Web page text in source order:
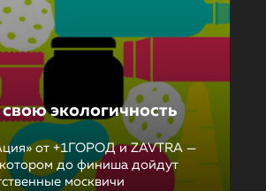
экологичность
от +1ГОРОД и ZAVTRA —
котором до финиша дойдут
москвичи